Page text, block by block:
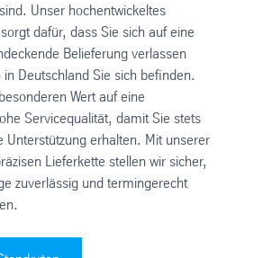
Unser hochentwickeltes
dafür, dass Sie sich auf eine
Belieferung verlassen
Deutschland Sie sich befinden.
Wert auf eine
Servicequalität, damit Sie stets
Unterstützung erhalten. Mit unserer
Lieferkette stellen wir sicher,
zuverlässig und termingerecht